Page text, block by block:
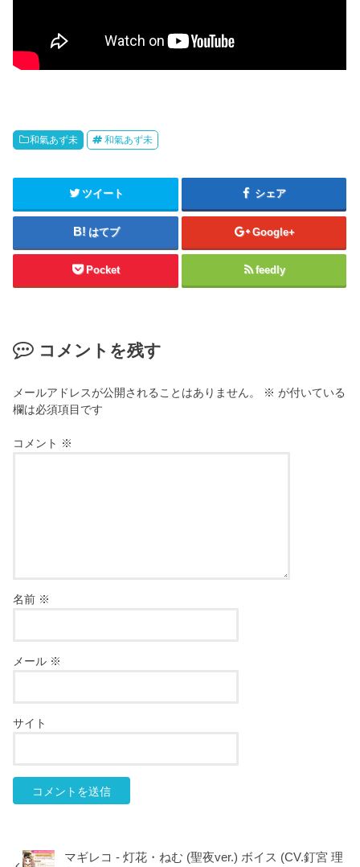
和氣あず未 和氣あず未
ツイート シェア
はてブ Google+
Pocket feedly
コメントを残す
メールアドレスが公開されることはありません。 ※ が付いている
欄は必須項目です
コメント ※
名前 ※
メール ※
サイト
マギレコ - 灯花・ねむ (聖夜ver.) ボイス (CV.釘宮 理